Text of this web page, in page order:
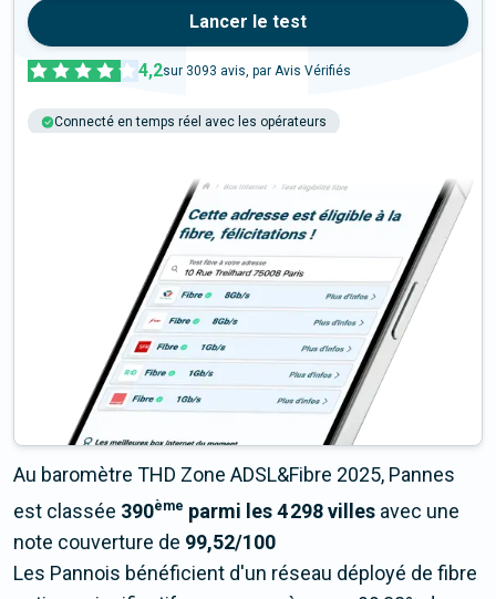
Lancer le test
4,2sur 3093 avis, par Avis Vérifiés
Connecté en temps réel avec les opérateurs
Au baromètre THD Zone ADSL&Fibre 2025, Pannes
est classée 390ème parmi les 4 298 villes avec une
note couverture de 99,52/100
Les Pannois bénéficient d'un réseau déployé de fibre